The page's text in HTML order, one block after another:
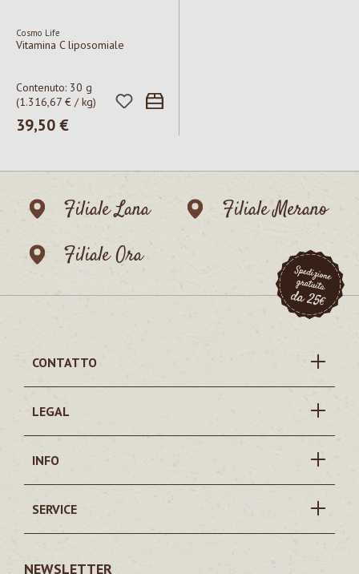
Cosmo Life
Vitamina C liposomiale
Contenuto: 30 g
(1.316,67 € / kg)
Prezzo normale:
39,50 €
Filiale Lana
Filiale Merano
Filiale Ora
CONTATTO
LEGAL
INFO
SERVICE
NEWSLETTER